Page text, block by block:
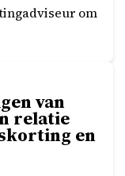
om
van
relatie
en